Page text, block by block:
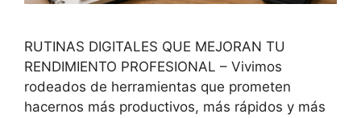
RUTINAS DIGITALES QUE MEJORAN TU
RENDIMIENTO PROFESIONAL – Vivimos
rodeados de herramientas que prometen
hacernos más productivos, más rápidos y más